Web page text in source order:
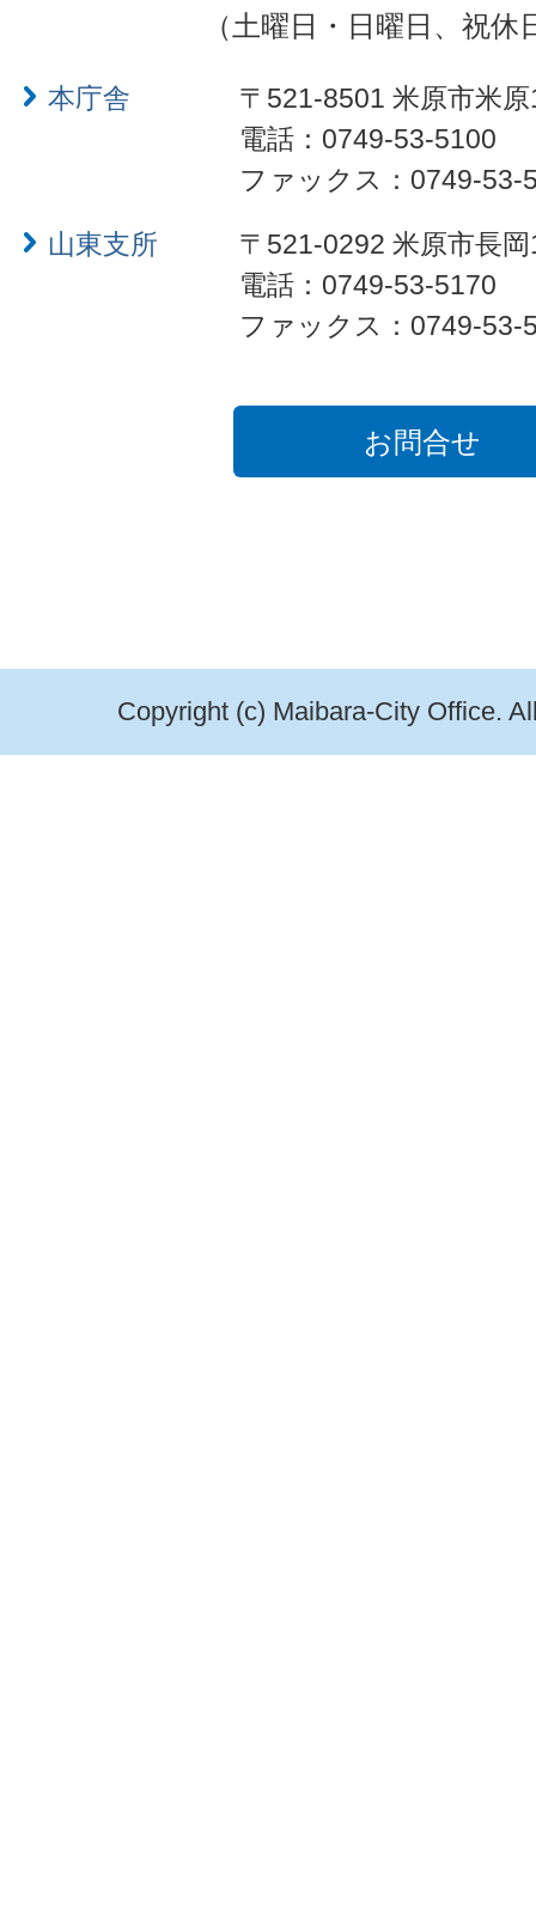
（土曜日・日曜日、祝
本庁舎
〒521-8501 米原市米
電話：0749-53-5100
ファックス：0749-53-
山東支所
〒521-0292 米原市長
電話：0749-53-5170
ファックス：0749-53-
お問合せ
Copyright (c) Maibara-City Office.